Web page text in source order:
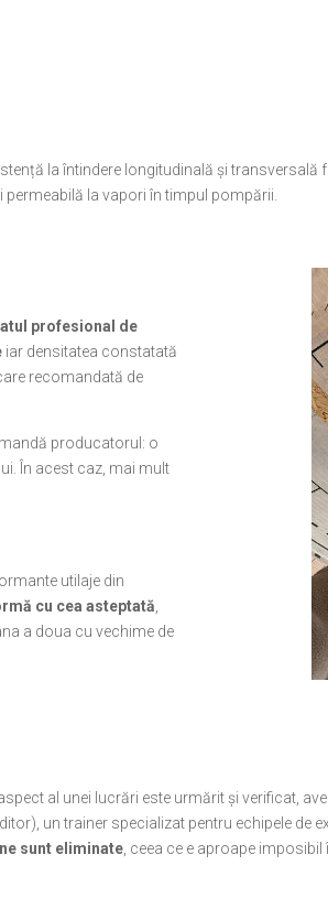
la întindere longitudinală și
la vapori în timpul pompării.
profesional de
iar densitatea constatată
recomandată de
producatorul: o
În acest caz, mai mult
utilaje din
cu cea asteptată
a doua cu vechime de
al unei lucrări este urmărit și verificat,
un trainer specializat pentru echipele de
sunt eliminate , ceea ce e aproape